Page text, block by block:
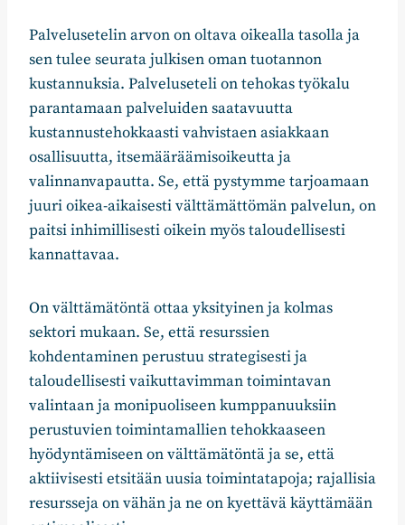
Palvelusetelin arvon on oltava oikealla tasolla ja
sen tulee seurata julkisen oman tuotannon
kustannuksia. Palveluseteli on tehokas työkalu
parantamaan palveluiden saatavuutta
kustannustehokkaasti vahvistaen asiakkaan
osallisuutta, itsemääräämisoikeutta ja
valinnanvapautta. Se, että pystymme tarjoamaan
juuri oikea-aikaisesti välttämättömän palvelun, on
paitsi inhimillisesti oikein myös taloudellisesti
kannattavaa.
On välttämätöntä ottaa yksityinen ja kolmas
sektori mukaan. Se, että resurssien
kohdentaminen perustuu strategisesti ja
taloudellisesti vaikuttavimman toimintavan
valintaan ja monipuoliseen kumppanuuksiin
perustuvien toimintamallien tehokkaaseen
hyödyntämiseen on välttämätöntä ja se, että
aktiivisesti etsitään uusia toimintatapoja; rajallisia
resursseja on vähän ja ne on kyettävä käyttämään